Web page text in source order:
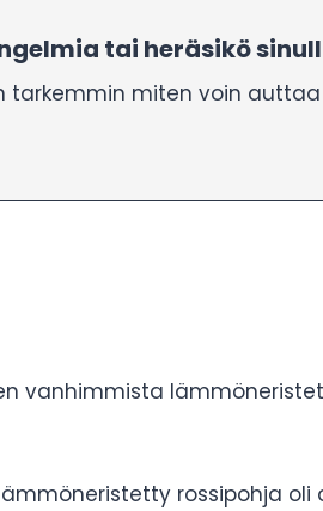
tai heräsikö
tarkemmin miten voin auttaa
vanhimmista
rossipohja